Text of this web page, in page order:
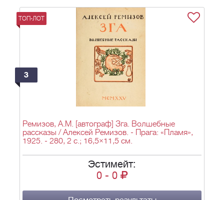
ТОП-ЛОТ
3
Ремизов, А.М. [автограф] Зга. Волшебные
рассказы / Алексей Ремизов. - Прага: «Пламя»,
1925. - 280, 2 с.; 16,5×11,5 см.
Эстимейт:
0 - 0